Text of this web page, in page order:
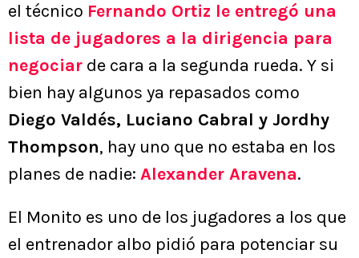
el técnico Fernando Ortiz le entregó una
lista de jugadores a la dirigencia para
negociar de cara a la segunda rueda. Y si
bien hay algunos ya repasados como
Diego Valdés, Luciano Cabral y Jordhy
Thompson, hay uno que no estaba en los
planes de nadie: Alexander Aravena.
El Monito es uno de los jugadores a los que
el entrenador albo pidió para potenciar su